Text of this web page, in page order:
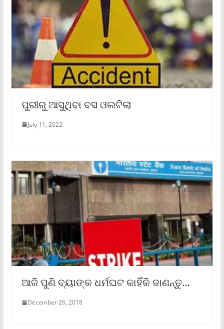
ପୁରୀରୁ ଆସୁଥିବା ବସ ଓଲଟିଲା
July 11, 2022
ଆଜି ପୁଣି ବ୍ୟାଙ୍କ ଧର୍ମଘଟ କାହିଁକି ଜାଣନ୍ତୁ…
December 26, 2018